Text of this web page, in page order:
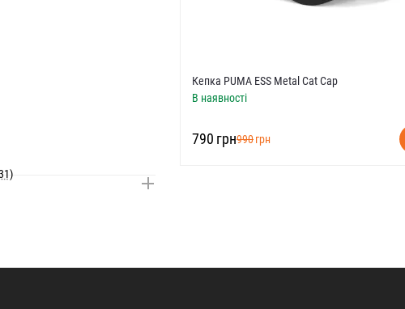
Кепка PUMA ESS Metal Cat Cap
В наявності
‍790‍ грн‍990‍грн